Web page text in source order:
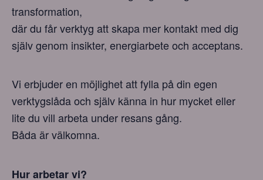
transformation,
där du får verktyg att skapa mer kontakt med dig
själv genom insikter, energiarbete och acceptans.
Vi erbjuder en möjlighet att fylla på din egen
verktygslåda och själv känna in hur mycket eller
lite du vill arbeta under resans gång.
Båda är välkomna.
Hur arbetar vi?